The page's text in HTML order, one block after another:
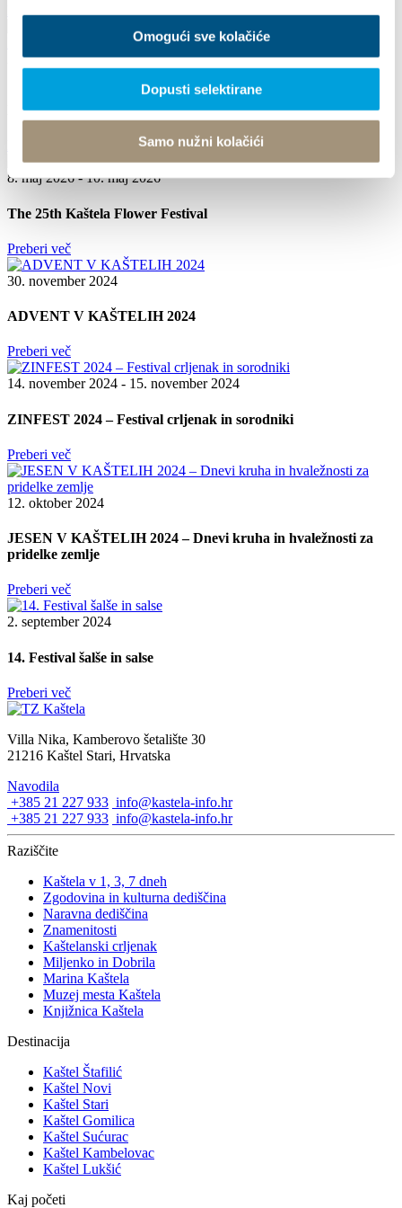
Omogući sve kolačiće
Dopusti selektirane
Samo nužni kolačići
26. junij 2026 - 29. junij 2026
17th DAYS OF TRADITION, ECO ETHNO FAIR AND
ISLAND PRODUCTS FAIR
8. maj 2026 - 10. maj 2026
The 25th Kaštela Flower Festival
Preberi več
30. november 2024
ADVENT V KAŠTELIH 2024
Preberi več
14. november 2024 - 15. november 2024
ZINFEST 2024 – Festival crljenak in sorodniki
Preberi več
12. oktober 2024
JESEN V KAŠTELIH 2024 – Dnevi kruha in hvaležnosti za
pridelke zemlje
Preberi več
2. september 2024
14. Festival šalše in salse
Preberi več
Villa Nika, Kamberovo šetalište 30
21216 Kaštel Stari, Hrvatska
Navodila
+385 21 227 933 info@kastela-info.hr
+385 21 227 933 info@kastela-info.hr
Raziščite
Kaštela v 1, 3, 7 dneh
Zgodovina in kulturna dediščina
Naravna dediščina
Znamenitosti
Kaštelanski crljenak
Miljenko in Dobrila
Marina Kaštela
Muzej mesta Kaštela
Knjižnica Kaštela
Destinacija
Kaštel Štafilić
Kaštel Novi
Kaštel Stari
Kaštel Gomilica
Kaštel Sućurac
Kaštel Kambelovac
Kaštel Lukšić
Kaj početi